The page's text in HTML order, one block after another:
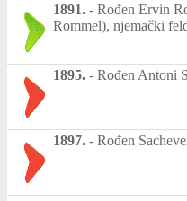
1891. - Rođen Ervin
Rommel), njemački
1895. - Rođen Antoni
1897. - Rođen